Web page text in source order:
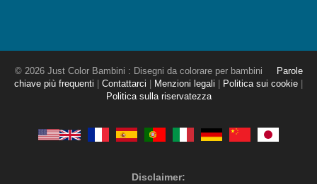
© 2026 Just Color Bambini : Disegni da colorare per bambini
Parole
chiave più frequenti
Contattarci Menzioni legali Politica sui cookie
Politica sulla riservatezza
Disclaimer: